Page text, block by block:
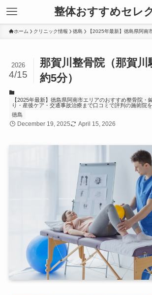
整体おすすめセレ
ホーム クリニック情報 徳島 【2025年最新】徳島県阿
那賀川整骨院（那賀
約5分）
2026
4/15
【2025年最新】徳島県阿南市エリアのおすすめ整骨院・
り・産後ケア・交通事故治療まで口コミで評判の施術院
徳島
December 19, 2025 April 15, 2026